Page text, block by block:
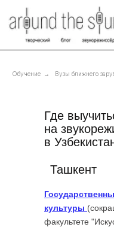
Обучение → Вузы ближнего
культуры
факультете
Где
на
в
Ташкент